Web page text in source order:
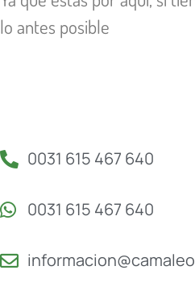
lo antes posible
0031 615 467 640
0031 615 467 640